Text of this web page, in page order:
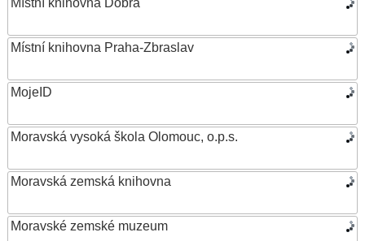
Místní knihovna Dobrá
Místní knihovna Praha-Zbraslav
MojeID
Moravská vysoká škola Olomouc, o.p.s.
Moravská zemská knihovna
Moravské zemské muzeum